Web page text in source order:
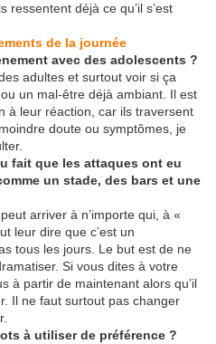
déjà ce qu’il s’est
de la journée
avec des adolescents ?
adultes et surtout voir si ça
un mal-être déjà ambiant. Il est
à leur réaction, car ils traversent
doute ou symptômes, je
fait que les attaques ont eu
un stade, des bars et une
arriver à n’importe qui, à «
leur dire que c’est un
tous les jours. Le but est de ne
Si vous dites à votre
à partir de maintenant alors qu’il
Il ne faut surtout pas changer
à utiliser de préférence ?